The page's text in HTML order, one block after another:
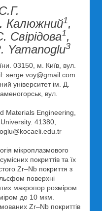
Калюжний1,
Свірідова1,
Yamanoglu3
03150, м. Київ, вул.
serge.voy@gmail.com
університет ім. Д.
вул.
Materials Engineering,
41380,
мікроплазмового
покриттів та їх
Zr–Nb покриття з
поверхні
макропор розміром
до 10 мкм.
Zr–Nb покриттів